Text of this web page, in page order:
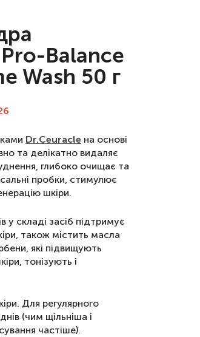
Balance
Wash 50 г
Dr.Ceuracle на основі
та делікатно видаляє
глибоко очищає та
пробки, стимулює
шкіри.
у складі засіб підтримує
також містить масла
які підвищують
тонізують і
Для регулярного
(чим щільніша і
частіше).